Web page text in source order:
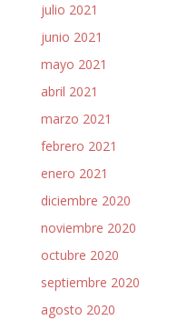
julio 2021
junio 2021
mayo 2021
abril 2021
marzo 2021
febrero 2021
enero 2021
diciembre 2020
noviembre 2020
octubre 2020
septiembre 2020
agosto 2020